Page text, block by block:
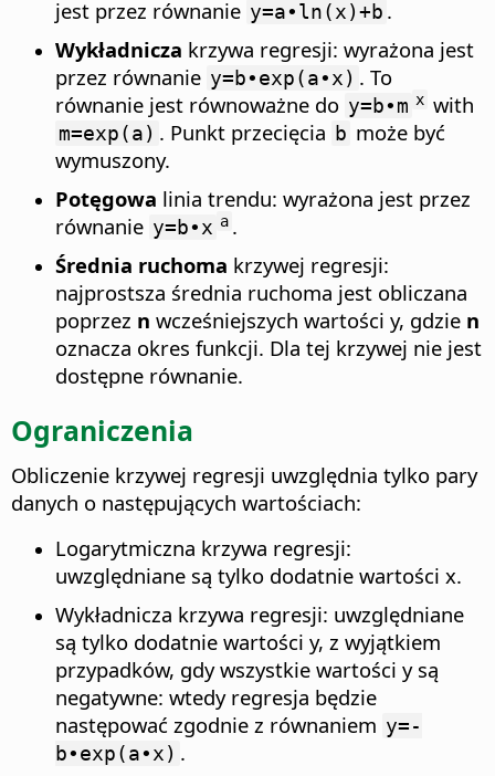
jest przez równanie y=a∙ln(x)+b .
Wykładnicza krzywa regresji: wyrażona jest
przez równanie y=b∙exp(a∙x) . To
równanie jest równoważne do y=b∙m x with
m=exp(a) . Punkt przecięcia b może być
wymuszony.
Potęgowa linia trendu: wyrażona jest przez
równanie y=b∙x a .
Średnia ruchoma krzywej regresji:
najprostsza średnia ruchoma jest obliczana
poprzez n wcześniejszych wartości y, gdzie n
oznacza okres funkcji. Dla tej krzywej nie jest
dostępne równanie.
Ograniczenia
Obliczenie krzywej regresji uwzględnia tylko pary
danych o następujących wartościach:
Logarytmiczna krzywa regresji:
uwzględniane są tylko dodatnie wartości x.
Wykładnicza krzywa regresji: uwzględniane
są tylko dodatnie wartości y, z wyjątkiem
przypadków, gdy wszystkie wartości y są
negatywne: wtedy regresja będzie
następować zgodnie z równaniem y=-
b∙exp(a∙x) .